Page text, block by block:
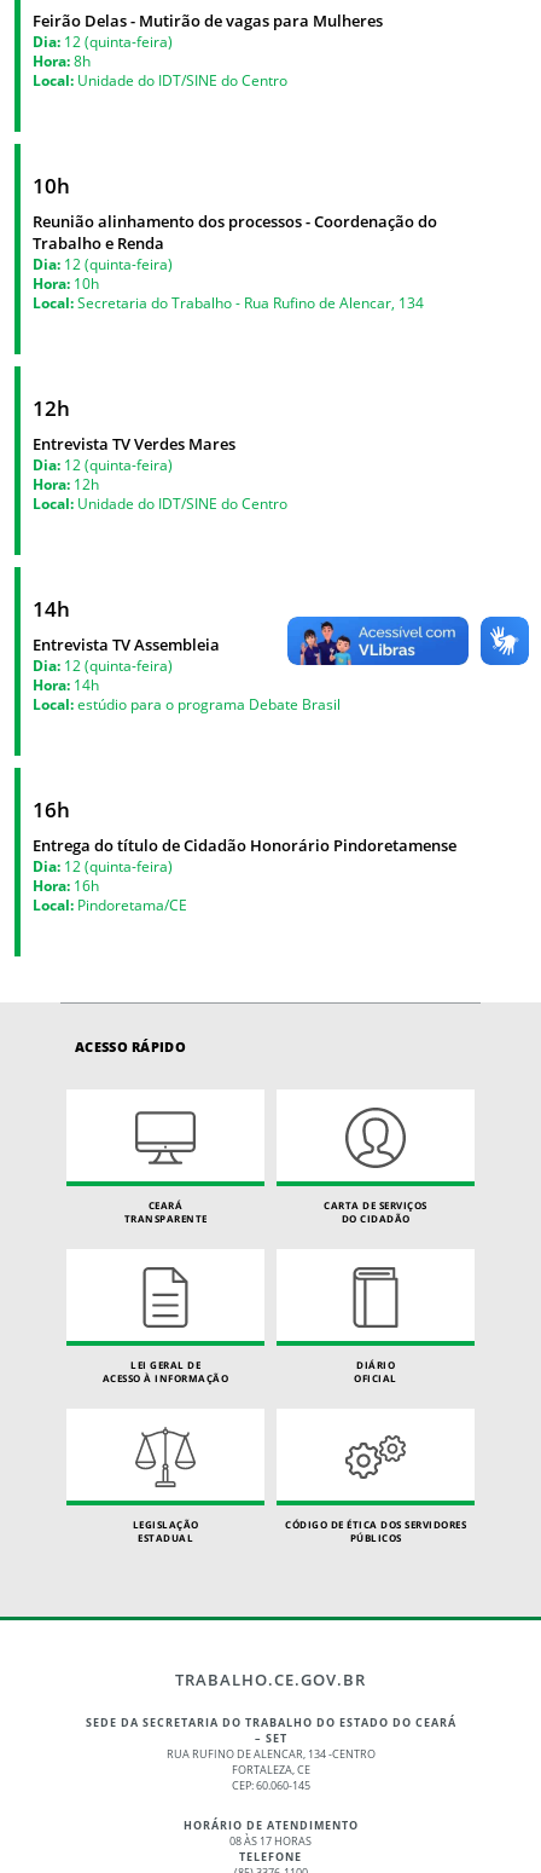
Feirão Delas - Mutirão de vagas para Mulheres
Dia: 12 (quinta-feira)
Hora:8h
Local: Unidade do IDT/SINE do Centro
10h
Reunião alinhamento dos processos - Coordenação do
Trabalho e Renda
Dia: 12 (quinta-feira)
Hora: 10h
Local:Secretaria do Trabalho - Rua Rufino de Alencar, 134
12h
Entrevista TV Verdes Mares
Dia: 12 (quinta-feira)
Hora: 12h
Local: Unidade do IDT/SINE do Centro
14h
Entrevista TV Assembleia
Dia: 12 (quinta-feira)
Hora: 14h
Local:estúdio para o programa Debate Brasil
16h
Entrega do título de Cidadão Honorário Pindoretamense
Dia: 12 (quinta-feira)
Hora: 16h
Local: Pindoretama/CE
ACESSO RÁPIDO
CEARÁ
TRANSPARENTE
CARTA DE SERVIÇOS
DO CIDADÃO
LEI GERAL DE
ACESSO À INFORMAÇÃO
DIÁRIO
OFICIAL
LEGISLAÇÃO
ESTADUAL
CÓDIGO DE ÉTICA DOS SERVIDORES
PÚBLICOS
TRABALHO.CE.GOV.BR
SEDE DA SECRETARIA DO TRABALHO DO ESTADO DO CEARÁ
– SET
RUA RUFINO DE ALENCAR, 134 -CENTRO
FORTALEZA, CE
CEP: 60.060-145
HORÁRIO DE ATENDIMENTO
08 ÀS 17 HORAS
TELEFONE